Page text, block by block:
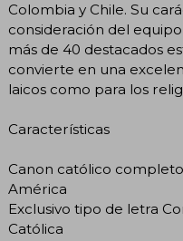
Colombia y Chile. Su
consideración del
más de 40 destacados
convierte en una
laicos como para los
Características
Canon católico
América
Exclusivo tipo de letra
Católica